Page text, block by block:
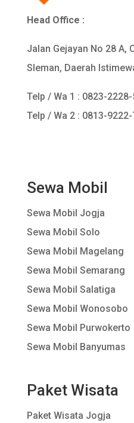
Head Office :
Jalan Gejayan No 28 A,
Sleman, Daerah
Telp / Wa 1 : 0823-2228-
Telp / Wa 2 : 0813-
Sewa Mobil
Sewa Mobil Jogja
Sewa Mobil Solo
Sewa Mobil Magelang
Sewa Mobil Semarang
Sewa Mobil Salatiga
Sewa Mobil Wonosobo
Sewa Mobil Purwokerto
Sewa Mobil Banyumas
Paket Wisata
Paket Wisata Jogja